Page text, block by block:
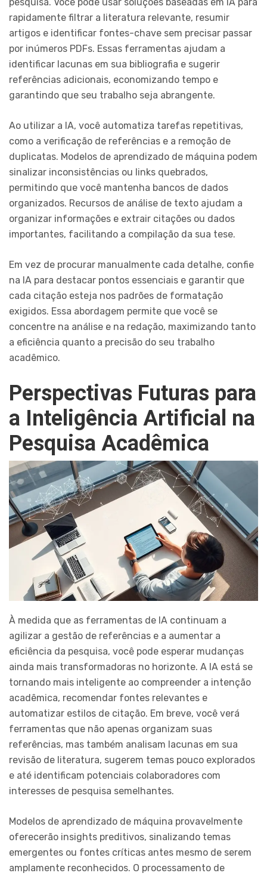
rapidamente filtrar a literatura relevante, resumir
artigos e identificar fontes-chave sem precisar passar
por inúmeros PDFs. Essas ferramentas ajudam a
identificar lacunas em sua bibliografia e sugerir
referências adicionais, economizando tempo e
garantindo que seu trabalho seja abrangente.
Ao utilizar a IA, você automatiza tarefas repetitivas,
como a verificação de referências e a remoção de
duplicatas. Modelos de aprendizado de máquina podem
sinalizar inconsistências ou links quebrados,
permitindo que você mantenha bancos de dados
organizados. Recursos de análise de texto ajudam a
organizar informações e extrair citações ou dados
importantes, facilitando a compilação da sua tese.
Em vez de procurar manualmente cada detalhe, confie
na IA para destacar pontos essenciais e garantir que
cada citação esteja nos padrões de formatação
exigidos. Essa abordagem permite que você se
concentre na análise e na redação, maximizando tanto
a eficiência quanto a precisão do seu trabalho
acadêmico.
Perspectivas Futuras para
a Inteligência Artificial na
Pesquisa Acadêmica
À medida que as ferramentas de IA continuam a
agilizar a gestão de referências e a aumentar a
eficiência da pesquisa, você pode esperar mudanças
ainda mais transformadoras no horizonte. A IA está se
tornando mais inteligente ao compreender a intenção
acadêmica, recomendar fontes relevantes e
automatizar estilos de citação. Em breve, você verá
ferramentas que não apenas organizam suas
referências, mas também analisam lacunas em sua
revisão de literatura, sugerem temas pouco explorados
e até identificam potenciais colaboradores com
interesses de pesquisa semelhantes.
Modelos de aprendizado de máquina provavelmente
oferecerão insights preditivos, sinalizando temas
emergentes ou fontes críticas antes mesmo de serem
amplamente reconhecidos. O processamento de